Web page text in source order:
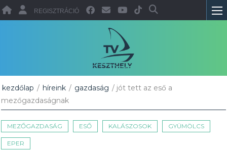
REGISZTRÁCIÓ
kezdőlap / híreink / gazdaság / jót tett az eső a
mezőgazdaságnak
MEZŐGAZDASÁG ESŐ KALÁSZOSOK GYÜMÖLCS
EPER